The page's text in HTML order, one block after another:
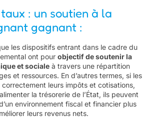
: un soutien à la
gagnant :
les dispositifs entrant dans le cadre du
ont pour objectif de soutenir la
et sociale à travers une répartition
et ressources. En d’autres termes, si les
leurs impôts et cotisations,
la trésorerie de l’État, ils peuvent
environnement fiscal et financier plus
leurs revenus nets.